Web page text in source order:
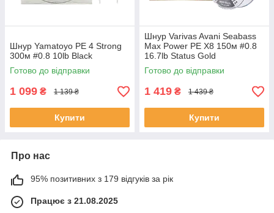
Шнур Yamatoyo PE 4 Strong
300м #0.8 10lb Black
Готово до відправки
1 099 ₴ 1 139 ₴
Купити
Шнур Varivas Avani Seabass
Max Power PE X8 150м #0.8
16.7lb Status Gold
Готово до відправки
1 419 ₴ 1 439 ₴
Купити
Про нас
95% позитивних з 179 відгуків за рік
Працює з 21.08.2025